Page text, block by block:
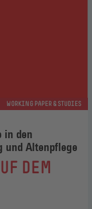
WORKING PAPER & STUDIES
in den
und Altenpflege
DEM